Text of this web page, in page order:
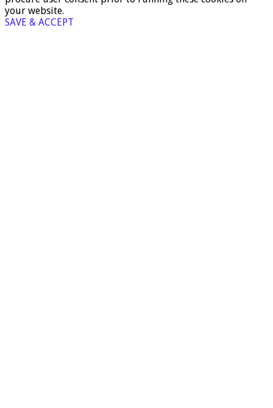
your website.
SAVE & ACCEPT